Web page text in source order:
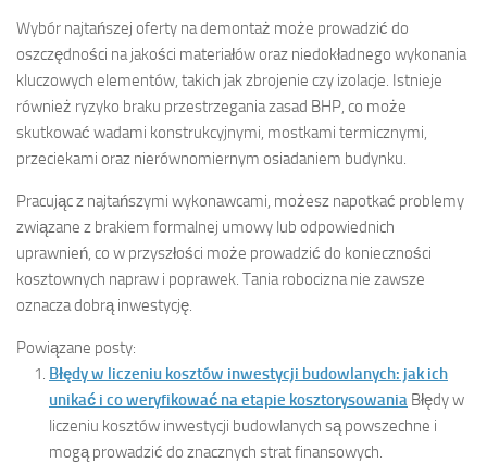
Wybór najtańszej oferty na demontaż może prowadzić do
oszczędności na jakości materiałów oraz niedokładnego wykonania
kluczowych elementów, takich jak zbrojenie czy izolacje. Istnieje
również ryzyko braku przestrzegania zasad BHP, co może
skutkować wadami konstrukcyjnymi, mostkami termicznymi,
przeciekami oraz nierównomiernym osiadaniem budynku.
Pracując z najtańszymi wykonawcami, możesz napotkać problemy
związane z brakiem formalnej umowy lub odpowiednich
uprawnień, co w przyszłości może prowadzić do konieczności
kosztownych napraw i poprawek. Tania robocizna nie zawsze
oznacza dobrą inwestycję.
Powiązane posty:
Błędy w liczeniu kosztów inwestycji budowlanych: jak ich
unikać i co weryfikować na etapie kosztorysowania Błędy w
liczeniu kosztów inwestycji budowlanych są powszechne i
mogą prowadzić do znacznych strat finansowych.